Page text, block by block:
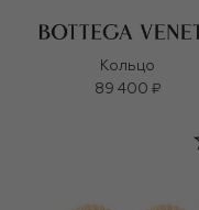
Кольцо
89 400 ₽